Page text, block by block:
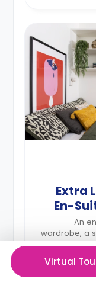
Extra
En-
An
wardrobe, a
bathroom, a
Virtual